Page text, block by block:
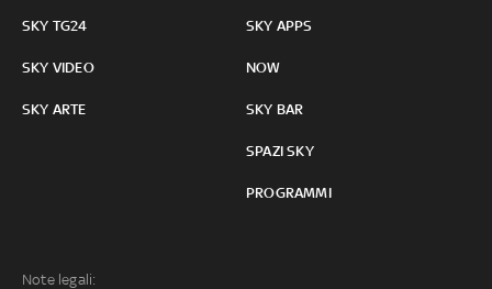
SKY TG24
SKY VIDEO
SKY ARTE
SKY APPS
NOW
SKY BAR
SPAZI SKY
PROGRAMMI
Note legali: